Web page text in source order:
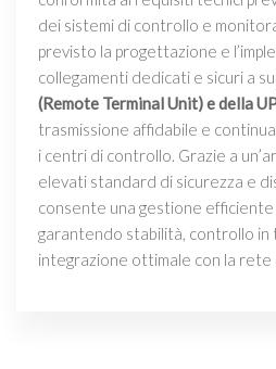
dei sistemi di controllo e
previsto la progettazione e
collegamenti dedicati e sicuri a
(Remote Terminal Unit) e della
trasmissione affidabile e
i centri di controllo. Grazie a
elevati standard di sicurezza e
consente una gestione efficiente
garantendo stabilità, controllo in
integrazione ottimale con la